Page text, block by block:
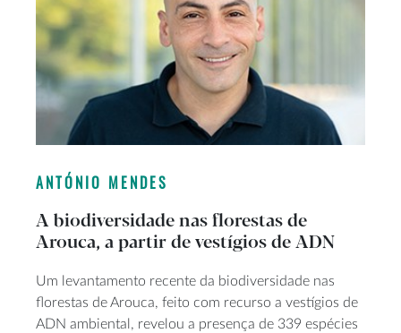
ANTÓNIO MENDES
A biodiversidade nas florestas de
Arouca, a partir de vestígios de ADN
Um levantamento recente da biodiversidade nas
florestas de Arouca, feito com recurso a vestígios de
ADN ambiental, revelou a presença de 339 espécies